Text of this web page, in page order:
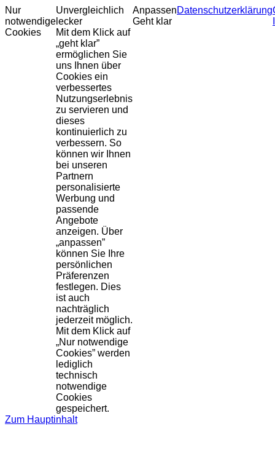
Nur
notwendige
Cookies
Unvergleichlich
lecker
Mit dem Klick auf
„geht klar”
ermöglichen Sie
uns Ihnen über
Cookies ein
verbessertes
Nutzungserlebnis
zu servieren und
dieses
kontinuierlich zu
verbessern. So
können wir Ihnen
bei unseren
Partnern
personalisierte
Werbung und
passende
Angebote
anzeigen. Über
„anpassen”
können Sie Ihre
persönlichen
Präferenzen
festlegen. Dies
ist auch
nachträglich
jederzeit möglich.
Mit dem Klick auf
„Nur notwendige
Cookies” werden
lediglich
technisch
notwendige
Cookies
gespeichert.
Anpassen
Geht klar
Datenschutzerklärung
Zum Hauptinhalt